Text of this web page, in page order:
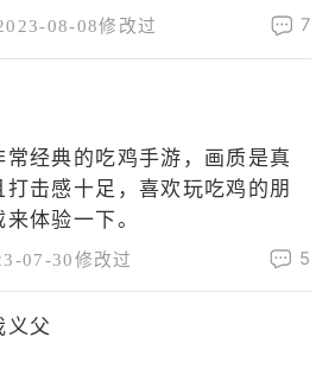
08-08修改过 7
常经典的吃鸡手游，画质是真
打击感十足，喜欢玩吃鸡的朋
体验一下。
07-30修改过 5
义父